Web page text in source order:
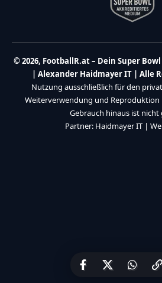
© 2026, FootballR.at – Dein Super
| Alexander Haidmayer IT | Alle
Nutzung ausschließlich für den
Weiterverwendung und Reproduktion
Gebrauch hinaus ist
Partner: Haidmayer IT |